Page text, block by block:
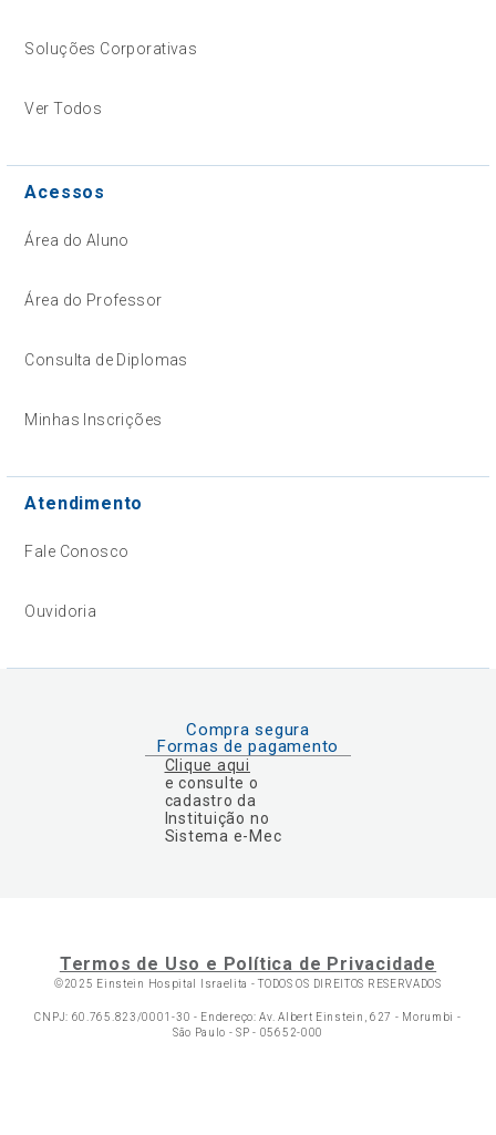
Soluções Corporativas
Ver Todos
Acessos
Área do Aluno
Área do Professor
Consulta de Diplomas
Minhas Inscrições
Atendimento
Fale Conosco
Ouvidoria
Compra segura
Formas de pagamento
Clique aqui
e consulte o
cadastro da
Instituição no
Sistema e-Mec
Termos de Uso e Política de Privacidade
©2025 Einstein Hospital Israelita -TODOS OS DIREITOS RESERVADOS
CNPJ: 60.765.823/0001-30 - Endereço: Av. Albert Einstein, 627 - Morumbi -
São Paulo - SP - 05652-000